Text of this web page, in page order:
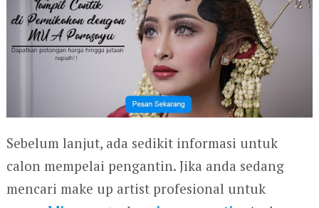
Sebelum lanjut, ada sedikit informasi untuk
calon mempelai pengantin. Jika anda sedang
mencari make up artist profesional untuk